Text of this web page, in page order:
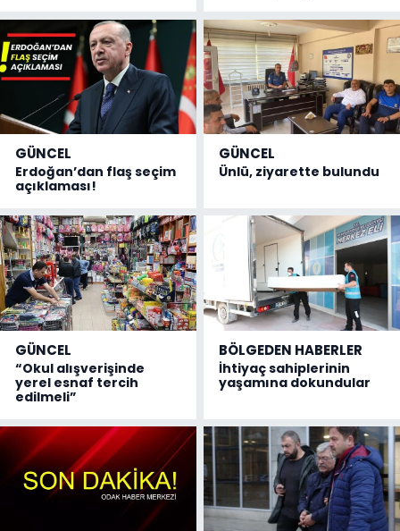
GÜNCEL
Erdoğan’dan flaş seçim
açıklaması!
GÜNCEL
Ünlü, ziyarette bulundu
GÜNCEL
“Okul alışverişinde
yerel esnaf tercih
edilmeli”
BÖLGEDEN HABERLER
İhtiyaç sahiplerinin
yaşamına dokundular